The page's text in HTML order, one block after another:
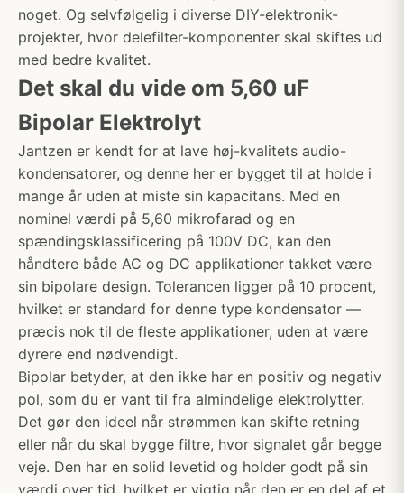
noget. Og selvfølgelig i diverse DIY-elektronik-
projekter, hvor delefilter-komponenter skal skiftes ud
med bedre kvalitet.
Det skal du vide om 5,60 uF
Bipolar Elektrolyt
Jantzen er kendt for at lave høj-kvalitets audio-
kondensatorer, og denne her er bygget til at holde i
mange år uden at miste sin kapacitans. Med en
nominel værdi på 5,60 mikrofarad og en
spændingsklassificering på 100V DC, kan den
håndtere både AC og DC applikationer takket være
sin bipolare design. Tolerancen ligger på 10 procent,
hvilket er standard for denne type kondensator —
præcis nok til de fleste applikationer, uden at være
dyrere end nødvendigt.
Bipolar betyder, at den ikke har en positiv og negativ
pol, som du er vant til fra almindelige elektrolytter.
Det gør den ideel når strømmen kan skifte retning
eller når du skal bygge filtre, hvor signalet går begge
veje. Den har en solid levetid og holder godt på sin
værdi over tid, hvilket er vigtig når den er en del af et